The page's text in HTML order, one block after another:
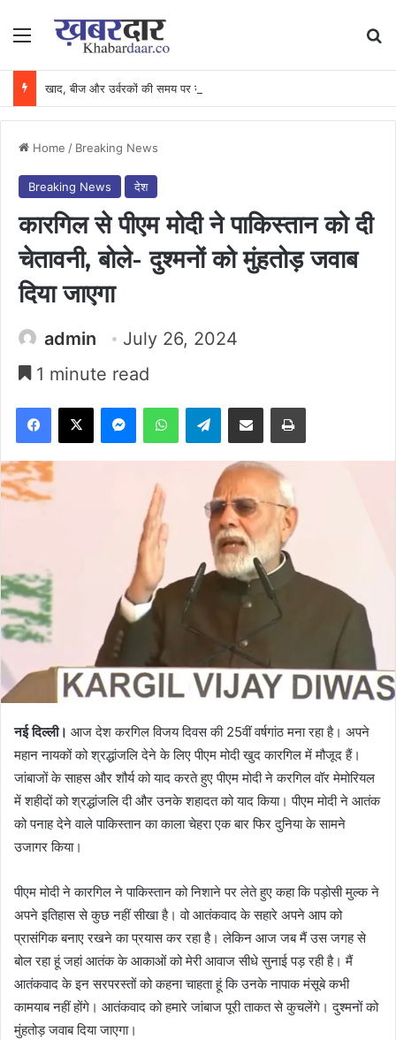
Menu
Home / Breaking News
Breaking News देश
कारगिल से पीएम मोदी ने पाकिस्तान को दी
चेतावनी, बोले- दुश्मनों को मुंहतोड़ जवाब
दिया जाएगा
admin
July 26, 2024
1 minute read
Facebook
X MessengerWhatsAppTelegramShare via Email Print
नई दिल्ली। आज देश करगिल विजय दिवस की 25वीं वर्षगांठ मना रहा है। अपने
महान नायकों को श्रद्धांजलि देने के लिए पीएम मोदी खुद कारगिल में मौजूद हैं।
जांबाजों के साहस और शौर्य को याद करते हुए पीएम मोदी ने करगिल वॉर मेमोरियल
में शहीदों को श्रद्धांजलि दी और उनके शहादत को याद किया। पीएम मोदी ने आतंक
को पनाह देने वाले पाकिस्तान का काला चेहरा एक बार फिर दुनिया के सामने
उजागर किया।
पीएम मोदी ने कारगिल ने पाकिस्तान को निशाने पर लेते हुए कहा कि पड़ोसी मुल्क ने
अपने इतिहास से कुछ नहीं सीखा है। वो आतंकवाद के सहारे अपने आप को
प्रासंगिक बनाए रखने का प्रयास कर रहा है। लेकिन आज जब मैं उस जगह से
बोल रहा हूं जहां आतंक के आकाओं को मेरी आवाज सीधे सुनाई पड़ रही है। मैं
आतंकवाद के इन सरपरस्तों को कहना चाहता हूं कि उनके नापाक मंसूबे कभी
कामयाब नहीं होंगे। आतंकवाद को हमारे जांबाज पूरी ताकत से कुचलेंगे। दुश्मनों को
मुंहतोड़ जवाब दिया जाएगा।